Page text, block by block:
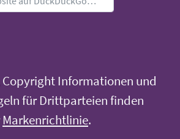
Copyright Informationen und
für Drittparteien finden
Markenrichtlinie.